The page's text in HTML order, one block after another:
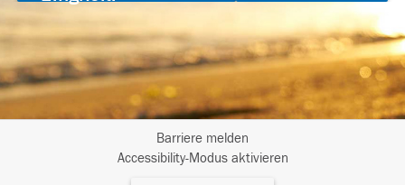
aufnehmen
Barriere melden
Accessibility-Modus aktivieren